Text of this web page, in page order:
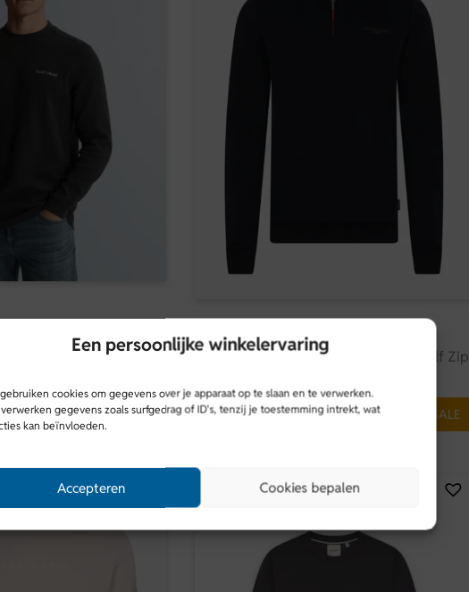
Een persoonlijke winkelervaring
cookies om gegevens over je apparaat op te slaan en te verwerken.
gegevens zoals surfgedrag of ID's, tenzij je toestemming intrekt, wat
kan beïnvloeden.
Accepteren Cookies bepalen
| Grijs | CTS2602511
Cavallaro
SALE
Cavallaro | Sweater | Blauw | WK26 Half Zip
€139,95€ 83,97